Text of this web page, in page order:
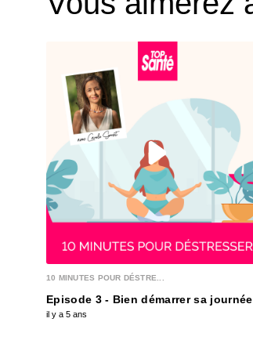
10 MINUTES POUR DÉSTRE...
Episode 3 - Bien démarrer sa journée
il y a 5 ans